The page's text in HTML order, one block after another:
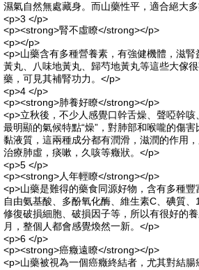
濕氣自然無處藏身。而山藥性平，適合絕大
<p>3 </p>
<p><strong>腎不虛瞭</strong></p>
<p></p>
<p>山藥含有多種營養素，有強健機體，滋
黃丸、八味地黃丸、歸芍地黃丸等這些大傢
藥，可見其補腎功力。</p>
<p>4 </p>
<p><strong>肺養好瞭</strong></p>
<p>立秋後，不少人感覺口幹舌燥、聲啞幹
最明顯的氣候特點“燥”，對肺部和喉嚨的傷害
黏液質，這兩種成分都有潤滑，滋潤的作用
治療肺虛，痰嗽，久咳等癥狀。</p>
<p>5 </p>
<p><strong>人年輕瞭</strong></p>
<p>山藥是難得的藥食同源好物，含有多種
自由氨基酸、多酚氧化酶、維生素C、碘質
修復破損細胞、破損因子等，所以有很好的
月，整個人都會感覺煥然一新。</p>
<p>6 </p>
<p><strong>癌癥遠瞭</strong></p>
<p>山藥被視為一個癌癥終結者，尤其對結腸